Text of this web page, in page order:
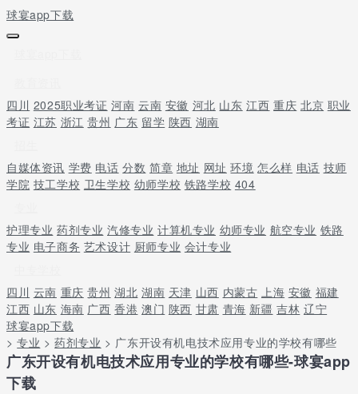
球宴app下载
四川 2025职业考证 河南 云南 安徽 河北 山东 江西 重庆 北京 职业
考证 江苏 浙江 贵州 广东 留学 陕西 湖南
自媒体资讯 学费 电话 分数 简章 地址 网址 环境 怎么样 电话 技师
学院 技工学校 卫生学校 幼师学校 铁路学校 404
护理专业 药剂专业 汽修专业 计算机专业 幼师专业 航空专业 铁路
专业 电子商务 艺术设计 厨师专业 会计专业
四川 云南 重庆 贵州 湖北 湖南 天津 山西 内蒙古 上海 安徽 福建
江西 山东 海南 广西 香港 澳门 陕西 甘肃 青海 新疆 吉林 辽宁
球宴app下载
>专业 >药剂专业 > 广东开设有机电技术应用专业的学校有哪些
广东开设有机电技术应用专业的学校有哪些-球宴app
下载